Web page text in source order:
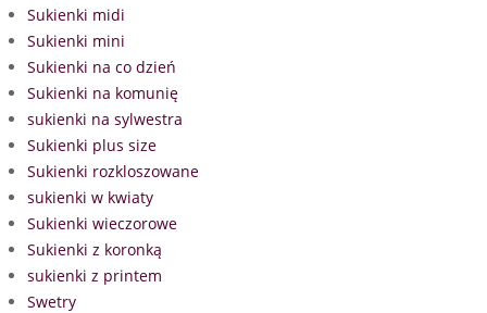
Sukienki midi
Sukienki mini
Sukienki na co dzień
Sukienki na komunię
sukienki na sylwestra
Sukienki plus size
Sukienki rozkloszowane
sukienki w kwiaty
Sukienki wieczorowe
Sukienki z koronką
sukienki z printem
Swetry